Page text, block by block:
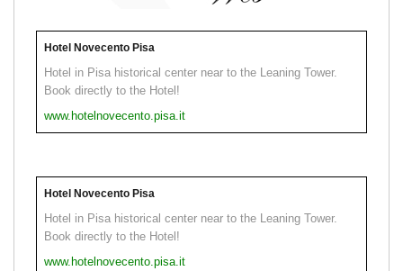
Hotel Novecento Pisa
Hotel in Pisa historical center near to the Leaning Tower.
Book directly to the Hotel!
www.hotelnovecento.pisa.it
Hotel Novecento Pisa
Hotel in Pisa historical center near to the Leaning Tower.
Book directly to the Hotel!
www.hotelnovecento.pisa.it